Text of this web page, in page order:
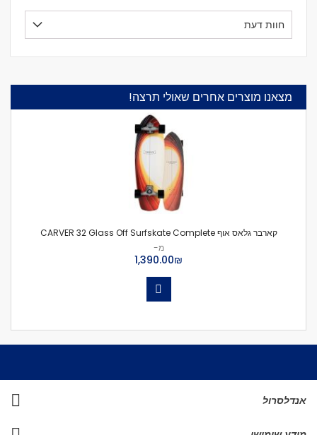
חוות דעת
מצאנו מוצרים אחרים שאולי תרצה!
קארבר גלאס אוף CARVER 32 Glass Off Surfskate Complete
מ-
₪‏1,390.00
אנדלסרול